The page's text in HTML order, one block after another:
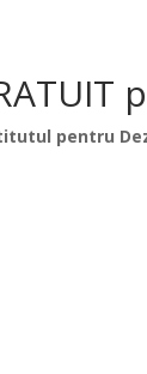
pentru